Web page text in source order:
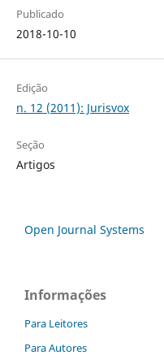
Publicado
2018-10-10
Edição
n. 12 (2011): Jurisvox
Seção
Artigos
Open Journal Systems
Informações
Para Leitores
Para Autores